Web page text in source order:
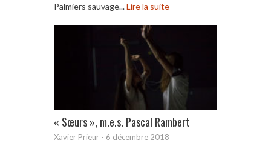
Palmiers sauvage...Lire la suite
« Sœurs », m.e.s. Pascal Rambert
Xavier Prieur - 6 décembre 2018